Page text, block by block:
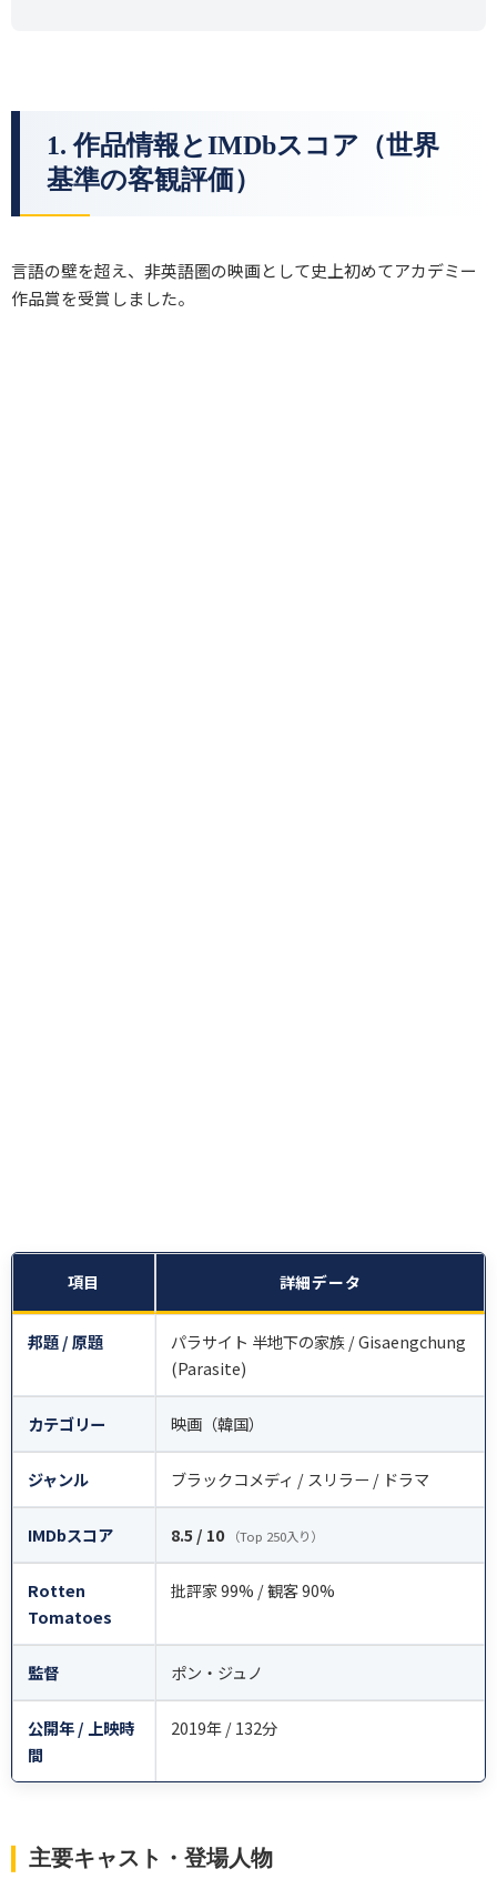
1. 作品情報とIMDbスコア（世界
基準の客観評価）
言語の壁を超え、非英語圏の映画として史上初めてアカデミー
作品賞を受賞しました。
項目 詳細データ
邦題 / 原題
パラサイト 半地下の家族 / Gisaengchung
(Parasite)
カテゴリー 映画（韓国）
ジャンル ブラックコメディ / スリラー / ドラマ
IMDbスコア 8.5 / 10 （Top 250入り）
Rotten
Tomatoes
批評家 99% / 観客 90%
監督 ポン・ジュノ
公開年 / 上映時
間
2019年 / 132分
主要キャスト・登場人物